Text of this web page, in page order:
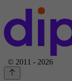
© 2011 - 2026